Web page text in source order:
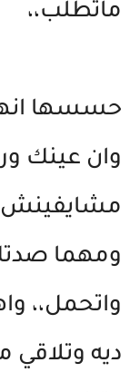
ماتطلب،،
حسسها
وان عينك
مشايفينش
ومهما
واتحمل،،
ديه